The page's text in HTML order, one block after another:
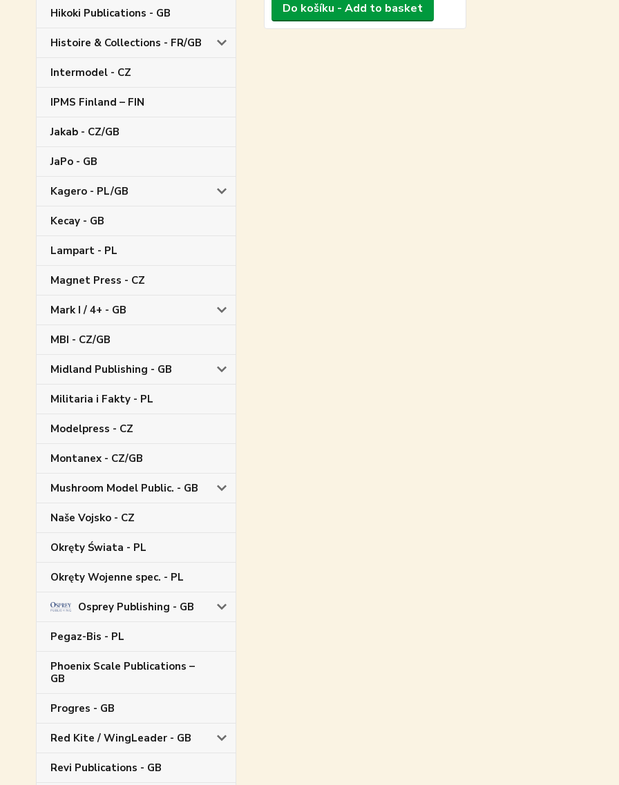
Hikoki Publications - GB
Histoire & Collections - FR/GB
Intermodel - CZ
IPMS Finland – FIN
Jakab - CZ/GB
JaPo - GB
Kagero - PL/GB
Kecay - GB
Lampart - PL
Magnet Press - CZ
Mark I / 4+ - GB
MBI - CZ/GB
Midland Publishing - GB
Militaria i Fakty - PL
Modelpress - CZ
Montanex - CZ/GB
Mushroom Model Public. - GB
Naše Vojsko - CZ
Okręty Świata - PL
Okręty Wojenne spec. - PL
Osprey Publishing - GB
Pegaz-Bis - PL
Phoenix Scale Publications –
GB
Progres - GB
Red Kite / WingLeader - GB
Revi Publications - GB
Do košíku - Add to basket